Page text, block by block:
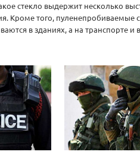
стекло выдержит несколько
Кроме того, пуленепробиваемые
в зданиях, а на транспорте